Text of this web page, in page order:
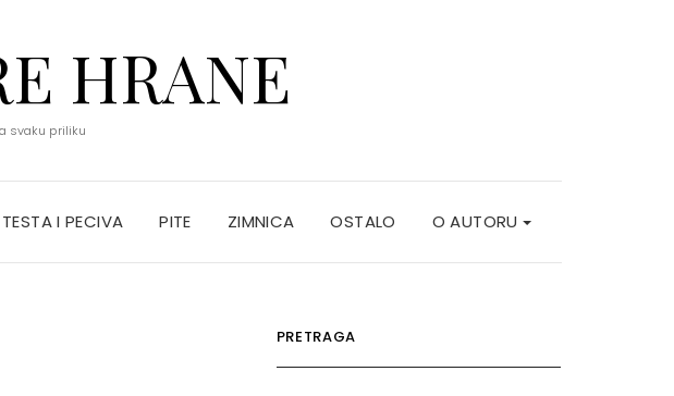
HRANE
svaku priliku
TESTA I PECIVA PITE ZIMNICA OSTALO O AUTORU
PRETRAGA